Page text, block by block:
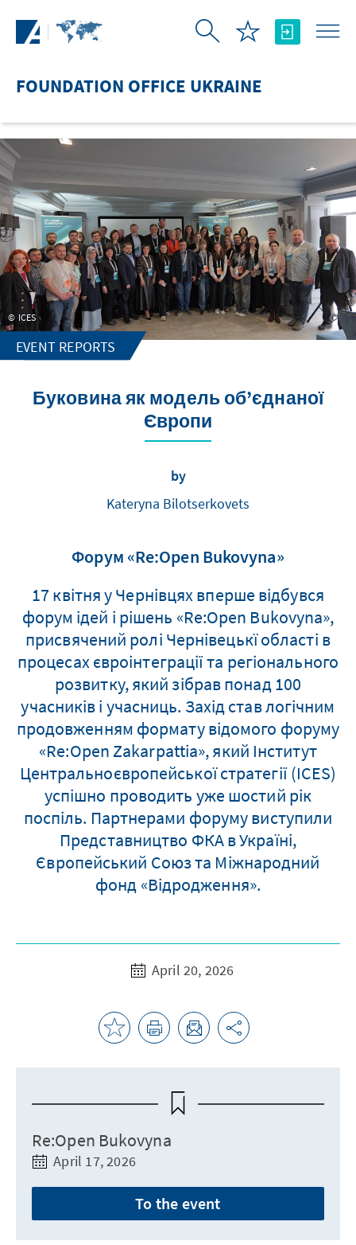
FOUNDATION OFFICE UKRAINE
ICES
EVENT REPORTS
Буковина як модель об’єднаної
Європи
by
Kateryna Bilotserkovets
Форум «Re:Open Bukovyna»
17 квітня у Чернівцях вперше відбувся
форум ідей і рішень «Re:Open Bukovyna»,
присвячений ролі Чернівецькї області в
процесах євроінтеграції та регіонального
розвитку, який зібрав понад 100
учасників і учасниць. Захід став логічним
продовженням формату відомого форуму
«Re:Open Zakarpattia», який Інститут
Центральноєвропейської стратегії (ICES)
успішно проводить уже шостий рік
поспіль. Партнерами форуму виступили
Представництво ФКА в Україні,
Європейський Союз та Міжнародний
фонд «Відродження».
April 20, 2026
Re:Open Bukovyna
April 17, 2026
To the event